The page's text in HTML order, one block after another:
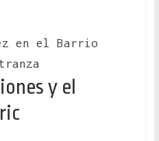
en el Barrio
y el